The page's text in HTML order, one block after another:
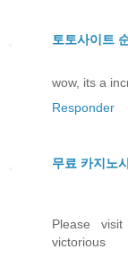
토토사이트
wow, its a
Responder
무료 카지노
Please
victorious